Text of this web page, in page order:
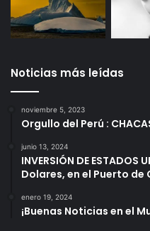
Noticias más leídas
noviembre 5, 2023
Orgullo del Perú :
junio 13, 2024
INVERSIÓN DE
Dolares, en el Puerto de
enero 19, 2024
¡Buenas Noticias en el